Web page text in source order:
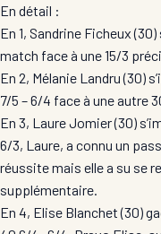
En détail :
En 1, Sandrine Ficheux
match face à une 15/3
En 2, Mélanie Landru (30)
7/5 – 6/4 face à une autre
En 3, Laure Jomier (30)
6/3, Laure, a connu un
réussite mais elle a su se
supplémentaire.
En 4, Elise Blanchet (30)